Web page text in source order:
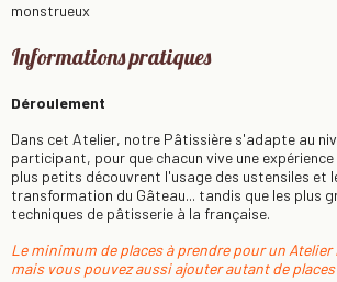
monstrueux
Informations pratiques
Déroulement
Dans cet Atelier, notre Pâtissière s'adapte au
participant, pour que chacun vive une expérience
plus petits découvrent l'usage des ustensiles et
transformation du Gâteau... tandis que les plus
techniques de pâtisserie à la française.
Le minimum de places à prendre pour un Atelier
mais vous pouvez aussi ajouter autant de